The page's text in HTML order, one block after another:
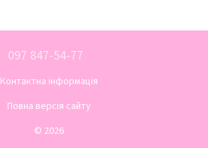
097 847-54-77
Контактна інформація
Повна версія сайту
© 2026